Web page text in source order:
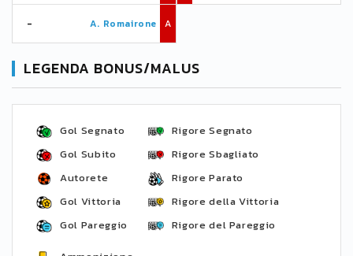
- A. Romairone A
LEGENDA BONUS/MALUS
Gol Segnato
Gol Subito
Autorete
Gol Vittoria
Gol Pareggio
Rigore Segnato
Rigore Sbagliato
Rigore Parato
Rigore della Vittoria
Rigore del Pareggio